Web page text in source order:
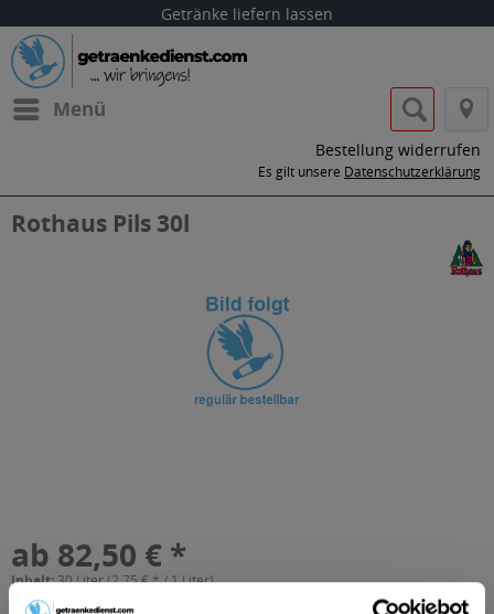
Getränke liefern lassen
Menü
Bestellung widerrufen
Es gilt unsere Datenschutzerklärung
Rothaus Pils 30l
ab 82,50 € *
Inhalt:30 Liter (2,75 € * / 1 Liter)
inkl. MwSt.